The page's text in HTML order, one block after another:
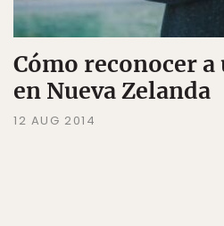
Cómo reconocer
en Nueva Zelanda
12 AUG 2014